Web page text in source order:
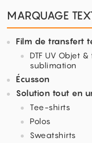
MARQUAGE
Film de transfert
DTF UV Objet
sublimation
Écusson
Solution tout en
Tee-shirts
Polos
Sweatshirts